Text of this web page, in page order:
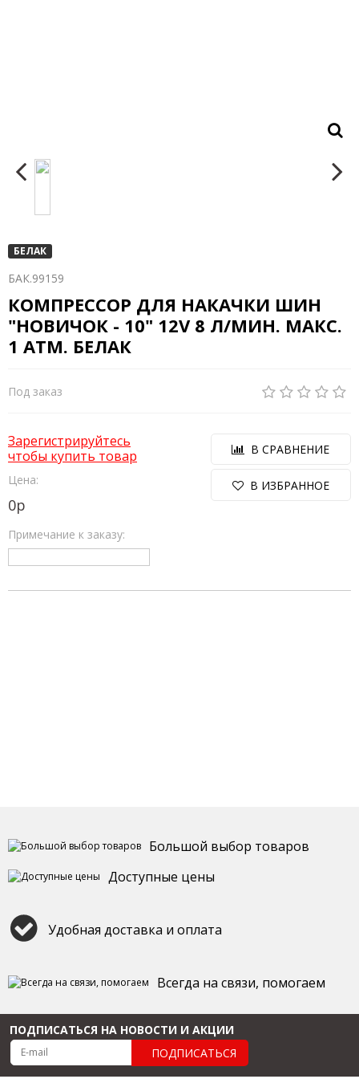
БЕЛАК
БАК.99159
КОМПРЕССОР ДЛЯ НАКАЧКИ ШИН
"НОВИЧОК - 10" 12V 8 Л/МИН. МАКС.
1 АТМ. БЕЛАК
Под заказ
Зарегистрируйтесь
чтобы купить товар
Цена:
0р
Примечание к заказу:
В СРАВНЕНИЕ
В ИЗБРАННОЕ
Большой выбор товаров
Доступные цены
Удобная доставка и оплата
Всегда на связи, помогаем
ПОДПИСАТЬСЯ НА НОВОСТИ И АКЦИИ
ПОДПИСАТЬСЯ